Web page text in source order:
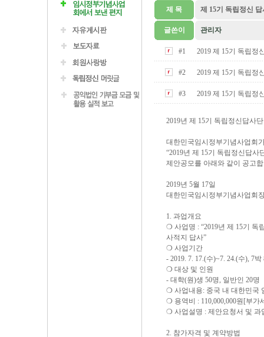
제 목 제 15기 독립정신
글쓴이 관리자
#1 2019 제 15기 독립정
#2 2019 제 15기 독립정
#3 2019 제 15기 독립정
2019년 제 15기 독립정신답사
대한민국임시정부기념사업회
“2019년 제 15기 독립정신답
제안공모를 아래와 같이 공고
2019년 5월 17일
대한민국임시정부기념사업회
1. 과업개요
❍ 사업명 : “2019년 제 15기 독
사적지 답사”
❍ 사업기간
- 2019. 7. 17.(수)~7. 24.(수), 7박
❍ 대상 및 인원
- 대학(원)생 50명, 일반인 20명
❍ 사업내용: 중국 내 대한민국
❍ 용역비 : 110,000,000원[부가
❍ 사업설명 : 제안요청서 및 과
2. 참가자격 및 계약방법